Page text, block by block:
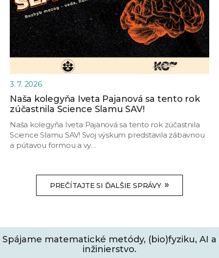
Naša kolegyňa Iveta Pajanová sa tento rok
zúčastnila Science Slamu SAV!
3. 7. 2026
Naša kolegyňa Iveta Pajanová sa tento rok zúčastnila
Science Slamu SAV! Svoj výskum predstavila zábavnou
a pútavou formou a vy…
PREČÍTAJTE SI ĎALŠIE SPRÁVY »
Spájame matematické metódy, (bio)fyziku, AI a
inžinierstvo.